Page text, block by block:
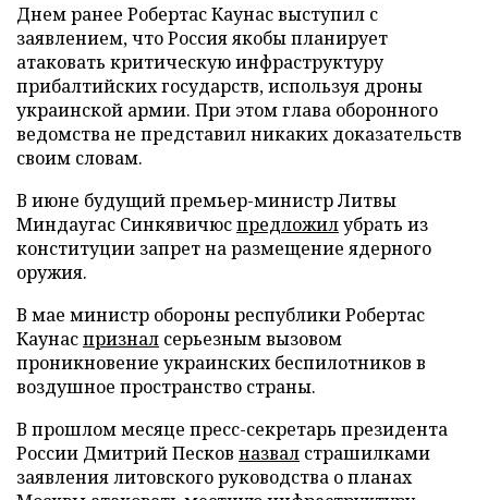
Днем ранее Робертас Каунас выступил с
заявлением, что Россия якобы планирует
атаковать критическую инфраструктуру
прибалтийских государств, используя дроны
украинской армии. При этом глава оборонного
ведомства не представил никаких доказательств
своим словам.
В июне будущий премьер-министр Литвы
Миндаугас Синкявичюспредложилубрать из
конституции запрет на размещение ядерного
оружия.
В мае министр обороны республики Робертас
Каунаспризнал серьезным вызовом
проникновение украинских беспилотников в
воздушное пространство страны.
В прошлом месяце пресс-секретарь президента
России Дмитрий Песков назвал страшилками
заявления литовского руководства о планах